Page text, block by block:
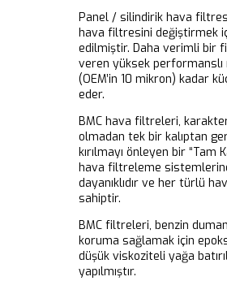
Panel / silindirik hava
hava filtresini değiştirmek
edilmiştir. Daha verimli bir
veren yüksek performanslı
(OEM’in 10 mikron) kadar
eder.
BMC hava filtreleri,
olmadan tek bir kalıptan
kırılmayı önleyen bir “Tam
hava filtreleme
dayanıklıdır ve her türlü
sahiptir.
BMC filtreleri, benzin
koruma sağlamak için
düşük viskoziteli yağa
yapılmıştır.